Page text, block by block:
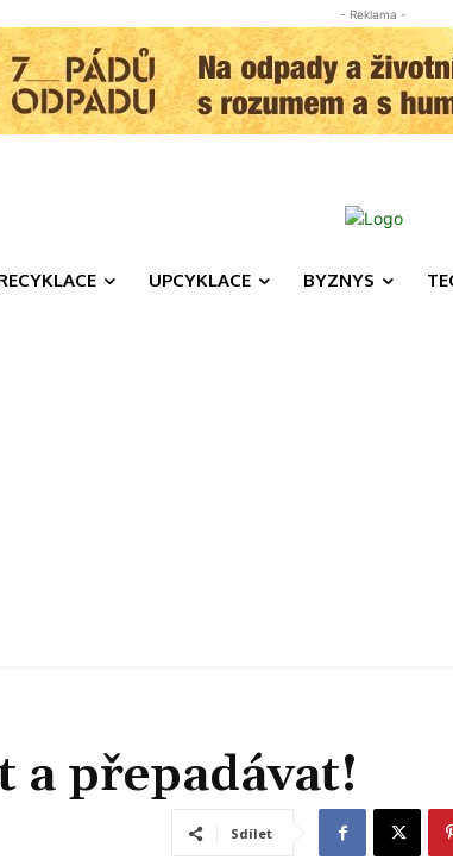
- Reklama -
UPCYKLACE BYZNYS
a přepadávat!
Sdílet